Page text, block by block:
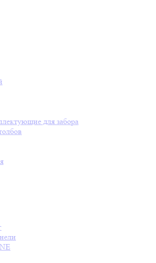
для забора